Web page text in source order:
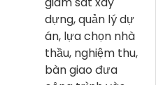
dựng, quản lý dự
án, lựa chọn nhà
thầu, nghiệm thu,
bàn giao đưa